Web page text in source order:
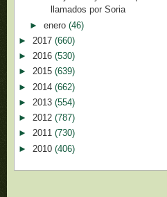
llamados por Soria
► enero (46)
► 2017 (660)
► 2016 (530)
► 2015 (639)
► 2014 (662)
► 2013 (554)
► 2012 (787)
► 2011 (730)
► 2010 (406)